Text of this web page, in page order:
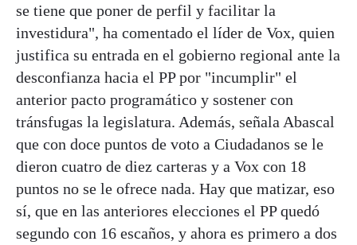
se tiene que poner de perfil y facilitar la
investidura", ha comentado el líder de Vox, quien
justifica su entrada en el gobierno regional ante la
desconfianza hacia el PP por "incumplir" el
anterior pacto programático y sostener con
tránsfugas la legislatura. Además, señala Abascal
que con doce puntos de voto a Ciudadanos se le
dieron cuatro de diez carteras y a Vox con 18
puntos no se le ofrece nada. Hay que matizar, eso
sí, que en las anteriores elecciones el PP quedó
segundo con 16 escaños, y ahora es primero a dos